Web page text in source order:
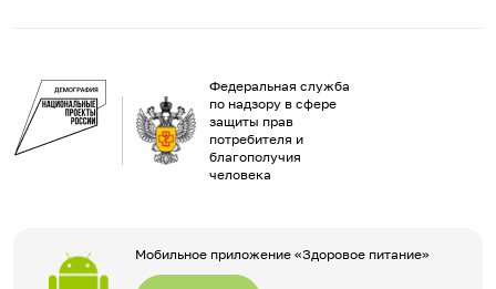
Федеральная служба
по надзору в сфере
защиты прав
потребителя и
благополучия
человека
Мобильное приложение «Здоровое питание»